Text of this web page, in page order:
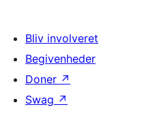
Bliv involveret
Begivenheder
Doner ↗
Swag ↗